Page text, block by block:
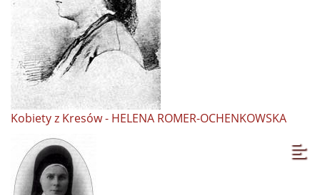
Kobiety z Kresów - HELENA ROMER-OCHENKOWSKA